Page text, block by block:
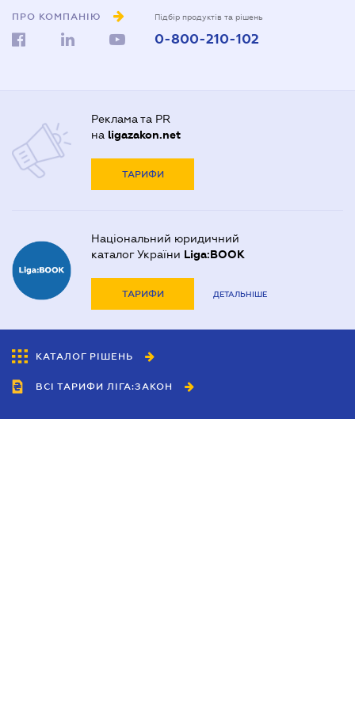
ПРО КОМПАНІЮ Підбір продуктів та рішень
0-800-210-102
Реклама та PR
на ligazakon.net
ТАРИФИ
Національний юридичний
каталог України Liga:BOOK
ТАРИФИ ДЕТАЛЬНІШЕ
КАТАЛОГ РІШЕНЬ
ВСІ ТАРИФИ ЛІГА:ЗАКОН